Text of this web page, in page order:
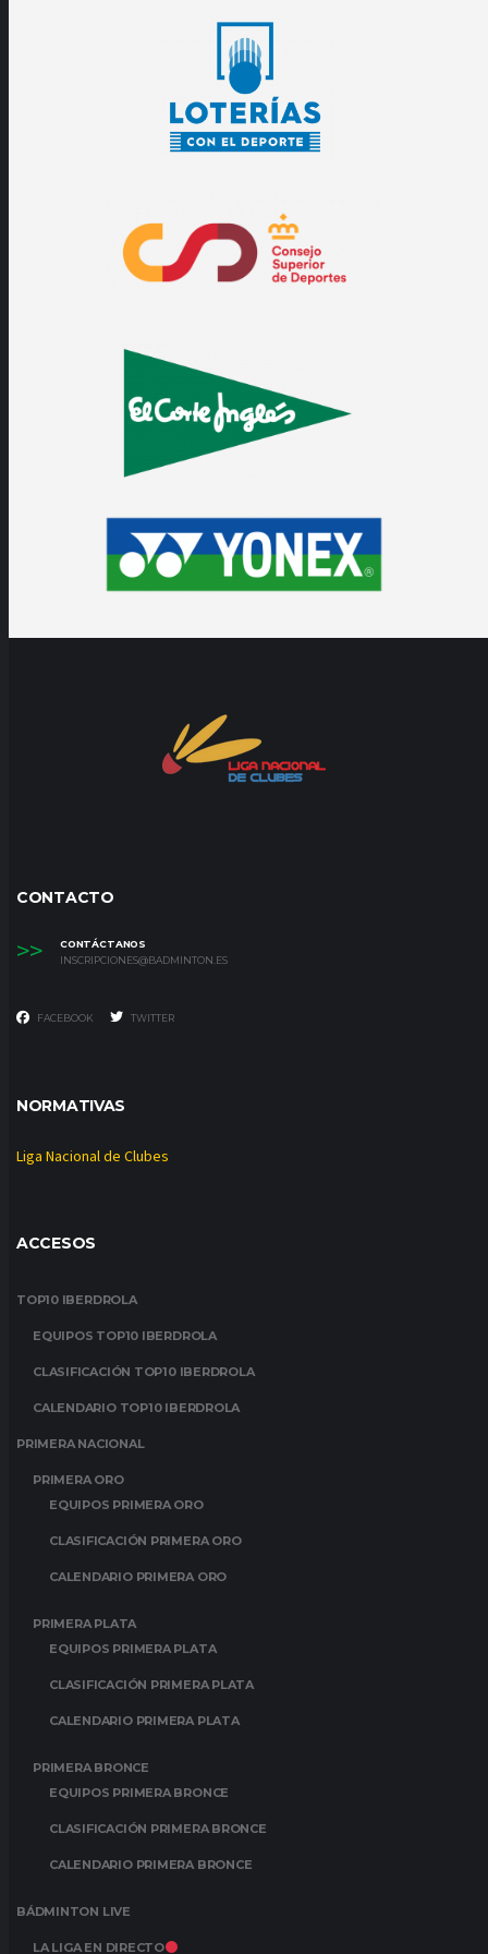
CONTACTO
>>
CONTÁCTANOS
INSCRIPCIONES@BADMINTON.ES
FACEBOOK TWITTER
NORMATIVAS
Liga Nacional de Clubes
ACCESOS
TOP10 IBERDROLA
EQUIPOS TOP10 IBERDROLA
CLASIFICACIÓN TOP10 IBERDROLA
CALENDARIO TOP10 IBERDROLA
PRIMERA NACIONAL
PRIMERA ORO
EQUIPOS PRIMERA ORO
CLASIFICACIÓN PRIMERA ORO
CALENDARIO PRIMERA ORO
PRIMERA PLATA
EQUIPOS PRIMERA PLATA
CLASIFICACIÓN PRIMERA PLATA
CALENDARIO PRIMERA PLATA
PRIMERA BRONCE
EQUIPOS PRIMERA BRONCE
CLASIFICACIÓN PRIMERA BRONCE
CALENDARIO PRIMERA BRONCE
BÁDMINTON LIVE
LA LIGA EN DIRECTO